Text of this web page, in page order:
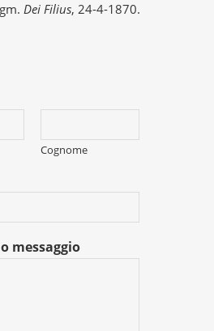
Dei Filius, 24-4-1870.
Cognome
messaggio